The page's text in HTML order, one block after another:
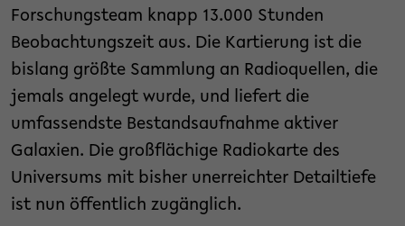
Forschungsteam knapp 13.000 Stunden
Beobachtungszeit aus. Die Kartierung ist die
bislang größte Sammlung an Radioquellen, die
jemals angelegt wurde, und liefert die
umfassendste Bestandsaufnahme aktiver
Galaxien. Die großflächige Radiokarte des
Universums mit bisher unerreichter Detailtiefe
ist nun öffentlich zugänglich.